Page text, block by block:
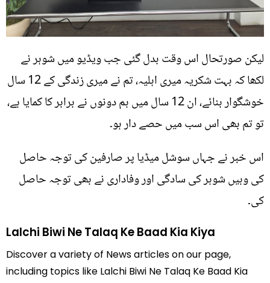
لیکن صورتحال اس وقت بدل گئی جب ویڈیو میں شوہر نے
لکھا کہ بہت شکریہ میری اہلیہ، تم نے میری زندگی کے 12 سال
خوشگوار بنائے، ان 12 سال میں ہم دونوں نے برابر کا کمایا ہے،
تو تم بھی اس سب میں حصے دار ہو۔
اس خبر نے جہاں سوشل میڈیا پر صارفین کی توجہ حاصل
کی وہیں شوہر کی سادگی اور وفاداری نے بھی توجہ حاصل
کی۔
Lalchi Biwi Ne Talaq Ke Baad Kia Kiya
Discover a variety of News articles on our page,
including topics like Lalchi Biwi Ne Talaq Ke Baad Kia